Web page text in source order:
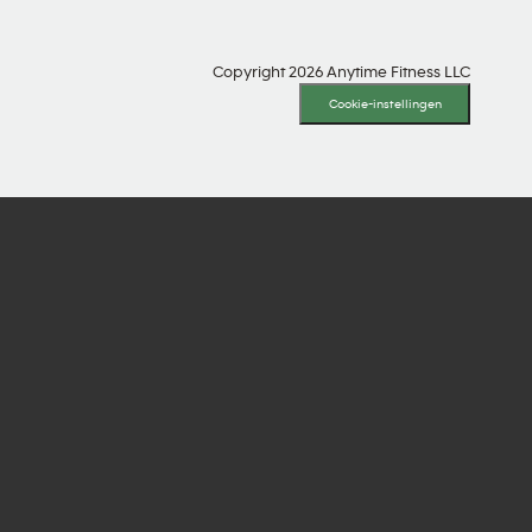
Copyright 2026 Anytime Fitness LLC
Cookie-instellingen